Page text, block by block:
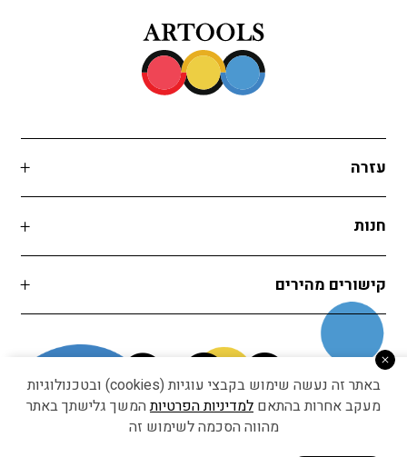
עזרה
חנות
קישורים מהירים
באתר זה נעשה שימוש בקבצי עוגיות (cookies) ובטכנולוגיות
מעקב אחרות בהתאם למדיניות הפרטיותהמשך גלישתך באתר
מהווה הסכמה לשימוש זה